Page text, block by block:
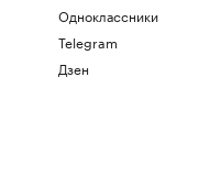
Одноклассники
Telegram
Дзен